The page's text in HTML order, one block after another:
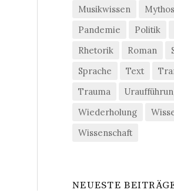
Musikwissen
Mythos
Pandemie
Politik
Rhetorik
Roman
Sprache
Text
Trauma
Wiederholung
Wissenschaft
NEUESTE